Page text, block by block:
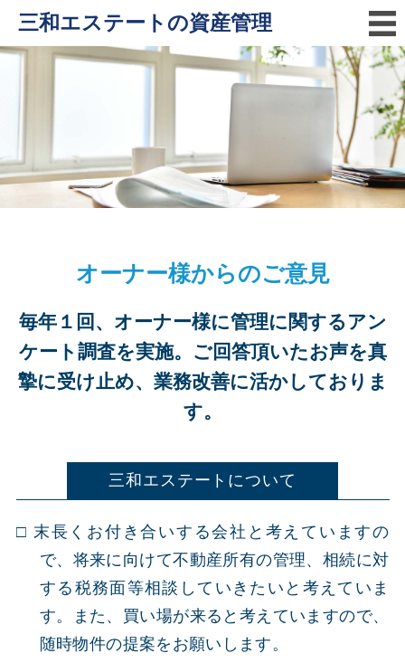
三和エステートの資産管理
オーナー様からのご意見
毎年１回、オーナー様に管理に関するアン
ケート調査を実施。
ご回答頂いたお声を真
摯に受け止め、業務改善に活かしておりま
す。
三和エステートについて
末長くお付き合いする会社と考えていますの
で、将来に向けて不動産所有の管理、相続に対
する税務面等相談していきたいと考えていま
す。また、買い場が来ると考えていますので、
随時物件の提案をお願いします。